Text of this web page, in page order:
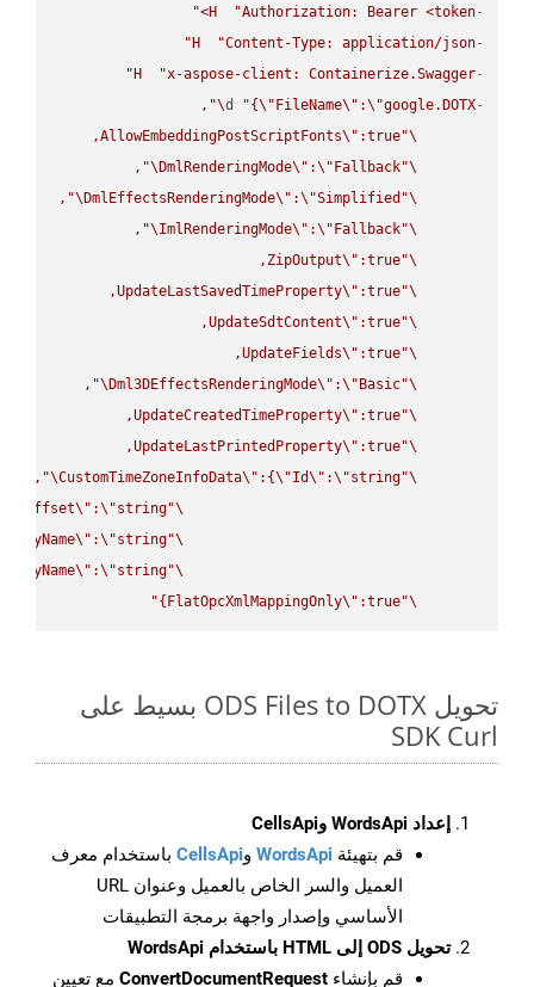
-
H
"Authorization: Bearer <token>"
-
H
"Content-Type: application/json"
-
H
"x-aspose-client: Containerize.Swagger"
-
d "{\" FileName\" :\"google.DOTX
\"
\"
AllowEmbeddingPostScriptFonts\"
\"
DmlRenderingMode\" :\" Fallback
\"
\"
DmlEffectsRenderingMode\" :\"Simplified
\"
\"
ImlRenderingMode\" :\" Fallback
\"
\"
ZipOutput\"
\"
UpdateLastSavedTimeProperty\"
\"
UpdateSdtContent\"
\"
UpdateFields\"
\"
Dml3DEffectsRenderingMode\" :\" Basic
\"
\"
UpdateCreatedTimeProperty\"
\"
UpdateLastPrintedProperty\"
\"
CustomTimeZoneInfoData\" :{\"Id\" :\"string
\"
\"
\" :\"string
\"
\" :\"string
\"
\" :\"string
\"
FlatOpcXmlMappingOnly\" :true}"
تحويل ODS Files to DOTX بسيط على
SDK Curl
إعداد WordsApi وCellsApi
قم بتهيئة WordsApi وCellsApi باستخدام معرف
العميل والسر الخاص بالعميل وعنوان URL
الأساسي وإصدار واجهة برمجة التطبيقات
تحويل ODS إلى HTML باستخدام WordsApi
قم بإنشاء ConvertDocumentRequest مع تعيين